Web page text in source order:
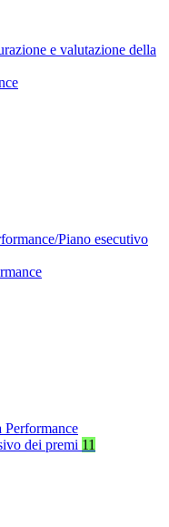
e valutazione della
Piano esecutivo
Performance
dei premi 11